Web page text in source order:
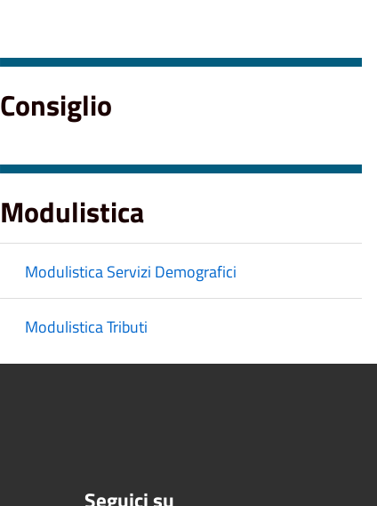
Consiglio
Modulistica
Modulistica Servizi Demografici
Modulistica Tributi